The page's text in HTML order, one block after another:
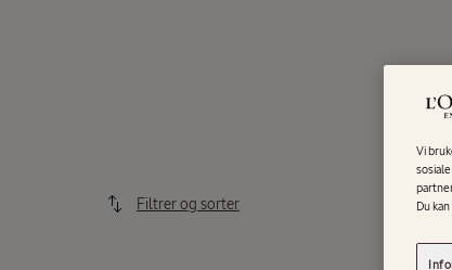
Filtrer og sorter
Vi
Du